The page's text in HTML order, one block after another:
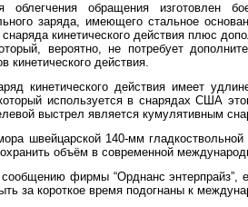
облегчения обращения изготовлен
заряда, имеющего стальное
снаряда кинетического действия плюс
вероятно, не потребует
кинетического действия.
кинетического действия имеет
используется в снарядах США
выстрел является кумулятивным
швейцарской 140-мм
объём в современной
сообщению фирмы “Орднанс энтерпрайз”,
за короткое время подогнаны к